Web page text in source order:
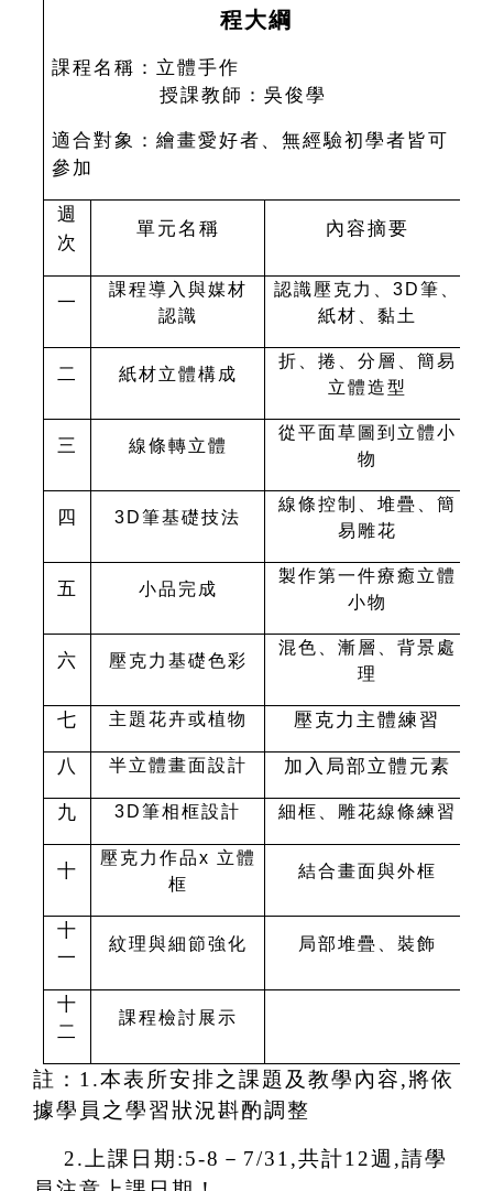
程大綱
課程名稱：立體手作
授課教師：吳俊學
適合對象：繪畫愛好者、無經驗初學者皆可
參加
週
次
單元名稱 內容摘要
一
課程導入與媒材
認識
認識壓克力、3D筆、
紙材、黏土
二 紙材立體構成
折、捲、分層、簡易
立體造型
三 線條轉立體
從平面草圖到立體小
物
四 3D筆基礎技法
線條控制、堆疊、簡
易雕花
五 小品完成
製作第一件療癒立體
小物
六 壓克力基礎色彩
混色、漸層、背景處
理
七 主題花卉或植物 壓克力主體練習
八 半立體畫面設計 加入局部立體元素
九 3D筆相框設計 細框、雕花線條練習
十
壓克力作品x 立體
框
結合畫面與外框
十
一
紋理與細節強化 局部堆疊、裝飾
十
二
課程檢討展示
註：1.本表所安排之課題及教學內容,將依
據學員之學習狀況斟酌調整
2.
上課日期:5-8－7/31,共計12週,請學